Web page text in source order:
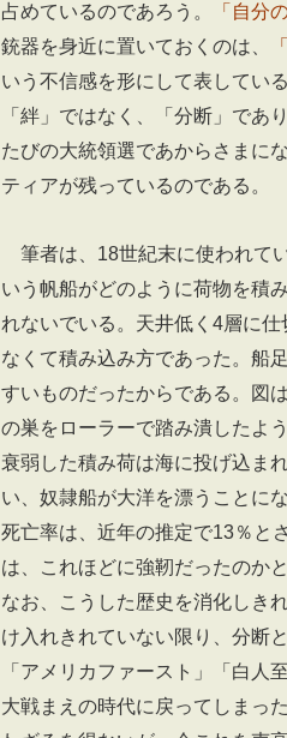
占めているのであろう。
「自分
銃器を身近に置いておくのは、
いう不信感を形にして表してい
「絆」ではなく、「分断」であ
たびの大統領選であからさまに
ティアが残っているのである。
筆者は、18世紀末に使われて
いう帆船がどのように荷物を積
れないでいる。天井低く4層に
なくて積み込み方であった。船
すいものだったからである。図
の巣をローラーで踏み潰したよ
衰弱した積み荷は海に投げ込ま
い、奴隷船が大洋を漂うことに
死亡率は、近年の推定で13％と
は、これほどに強靭だったのか
なお、こうした歴史を消化しき
け入れきれていない限り、分断
「アメリカファースト」「白人
大戦まえの時代に戻ってしまっ